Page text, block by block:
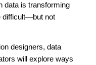
data is transforming
difficult—but not
designers, data
will explore ways